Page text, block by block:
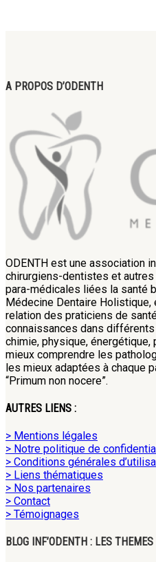
A PROPOS D’ODENTH
ODENTH est une association
chirurgiens-dentistes et
para-médicales liées la santé
Médecine Dentaire Holistique,
relation des praticiens de
connaissances dans
chimie, physique,
mieux comprendre les
les mieux adaptées à chaque
“Primum non nocere”.
AUTRES LIENS :
> Mentions légales
> Notre politique de
> Conditions générales
> Liens thématiques
> Nos partenaires
> Contact
> Témoignages
BLOG INF’ODENTH : LES THEMES